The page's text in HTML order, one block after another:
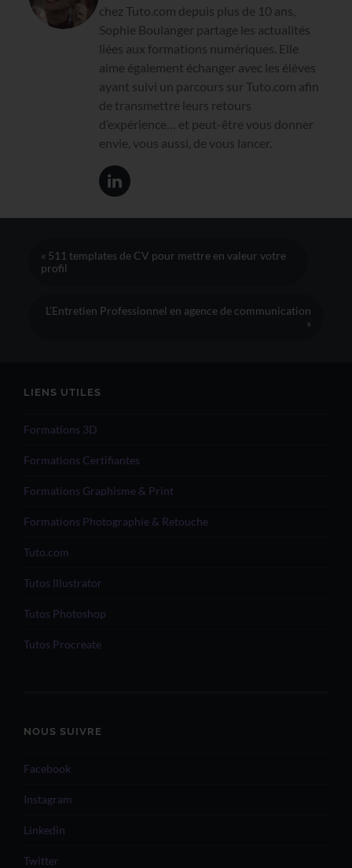
chez Tuto.com depuis plus de 10 ans,
Sophie Boulanger partage les actualités
liées aux formations numériques. Elle
aime également échanger avec les élèves
ayant suivi un parcours sur Tuto.com afin
de transmettre leurs retours
d’expérience… et peut-être vous donner
envie, vous aussi, de vous lancer.
« 511 templates de CV pour mettre en valeur votre
profil
L’Entretien Professionnel en agence de communication
»
LIENS UTILES
Formations 3D
Formations Certifiantes
Formations Graphisme & Print
Formations Photographie & Retouche
Tuto.com
Tutos Illustrator
Tutos Photoshop
Tutos Procreate
NOUS SUIVRE
Facebook
Instagram
Linkedin
Twitter